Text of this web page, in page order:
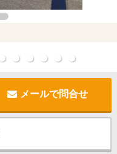
メールで問合せ